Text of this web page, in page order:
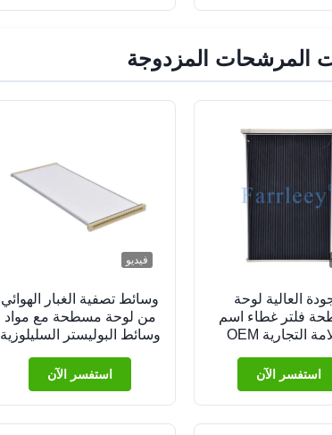
المرشحات المزدوجة
العالية لوحة
فلتر غطاء اسم
العلامة التجارية OEM
استفسر الآن
فيديو
وسائط تصفية الغبار الهوائي
من لوحة مسطحة مع مواد
وسائط البوليستر السليلوزية
استفسر الآن